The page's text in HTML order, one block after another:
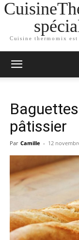
Cuisine thermomix
pâtissier
Par Camille - 12